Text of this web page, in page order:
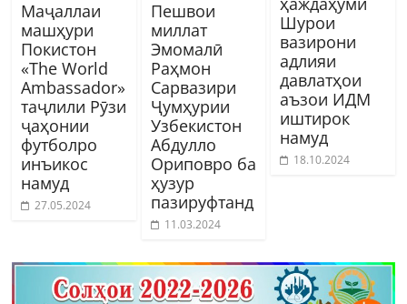
Маҷаллаи
машҳури
Покистон
«The World
Ambassador»
таҷлили Рӯзи
ҷаҳонии
футболро
инъикос
намуд
27.05.2024
Пешвои
миллат
Эмомалӣ
Раҳмон
Сарвазири
Ҷумҳурии
Узбекистон
Абдулло
Ориповро ба
ҳузур
пазируфтанд
11.03.2024
Шурои
вазирони
адлияи
давлатҳои
аъзои ИДМ
иштирок
намуд
18.10.2024